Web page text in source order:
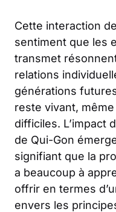
Cette interaction
sentiment que les
transmet
relations
générations
reste vivant,
difficiles. L’impact
de Qui-Gon
signifiant que la
a beaucoup à
offrir en termes
envers les